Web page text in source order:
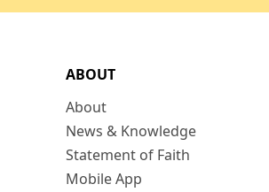
ABOUT
About
News & Knowledge
Statement of Faith
Mobile App